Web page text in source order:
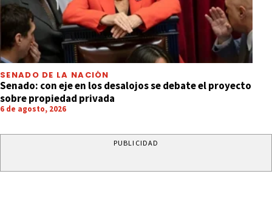
SENADO DE LA NACIÓN
Senado: con eje en los desalojos se debate el proyecto
sobre propiedad privada
6 de agosto, 2026
PUBLICIDAD